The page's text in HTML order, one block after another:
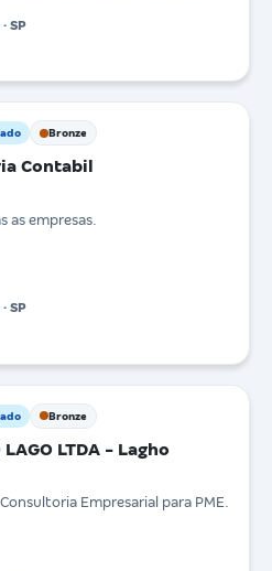
SP
Bronze
Contabil
empresas.
· SP
Bronze
LAGO LTDA - Lagho
Empresarial para PME.